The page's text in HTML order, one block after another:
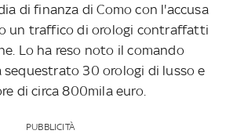
di finanza di Como con l'accusa
un traffico di orologi contraffatti
Lo ha reso noto il comando
sequestrato 30 orologi di lusso e
di circa 800mila euro.
PUBBLICITÀ